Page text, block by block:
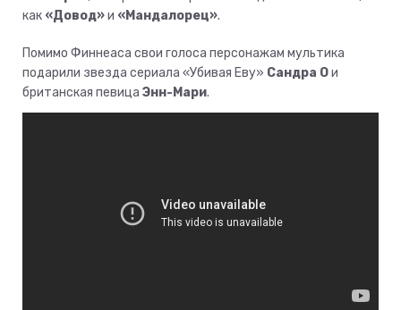
как «Довод»и «Мандалорец».
Помимо Финнеаса свои голоса персонажам мультика
подарили звезда сериала «Убивая Еву» Сандра Ои
британская певица Энн-Мари.